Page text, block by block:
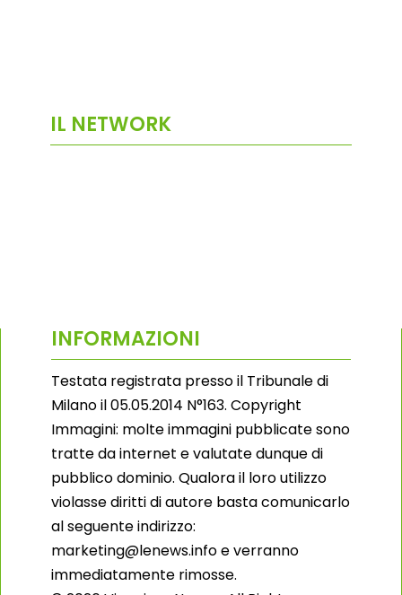
IL NETWORK
INFORMAZIONI
Testata registrata presso il Tribunale di
Milano il 05.05.2014 N°163. Copyright
Immagini: molte immagini pubblicate sono
tratte da internet e valutate dunque di
pubblico dominio. Qualora il loro utilizzo
violasse diritti di autore basta comunicarlo
al seguente indirizzo:
marketing@lenews.info e verranno
immediatamente rimosse.